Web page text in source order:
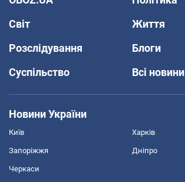
Світ
Життя
Розслідування
Блоги
Суспільство
Всі новини
Новини України
Київ Харків
Запоріжжя Дніпро
Черкаси